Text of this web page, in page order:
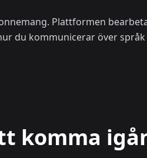
Plattformen
du kommunicerar över
komma